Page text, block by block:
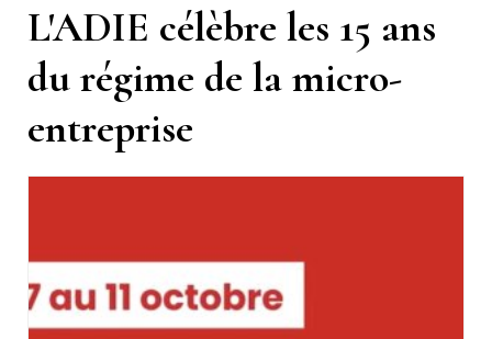
L'ADIE célèbre les 15 ans
du régime de la micro-
entreprise